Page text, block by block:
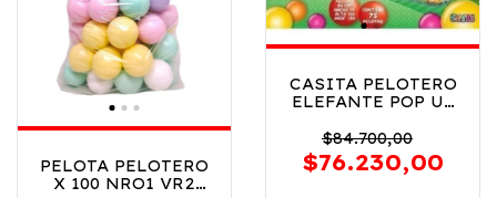
PELOTA PELOTERO
X 100 NRO1 VR2
CASITA PELOTERO
ELEFANTE POP UP
COD FD277950
$84.700,00
$76.230,00